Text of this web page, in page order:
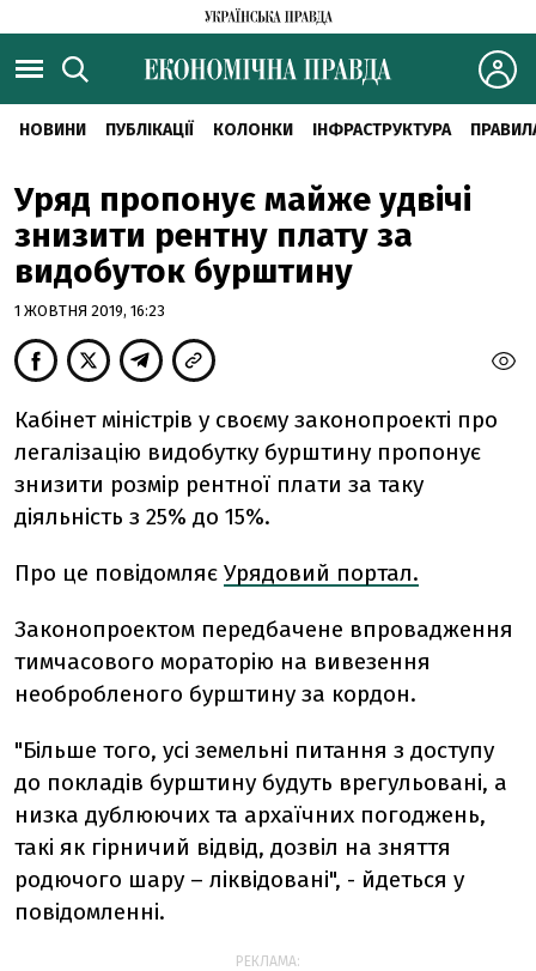
НОВИНИ ПУБЛІКАЦІЇ КОЛОНКИ ІНФРАСТРУКТУРА
Уряд пропонує майже удвічі
знизити рентну плату за
видобуток бурштину
1 ЖОВТНЯ 2019, 16:23
Кабінет міністрів у своєму законопроекті про
легалізацію видобутку бурштину пропонує
знизити розмір рентної плати за таку
діяльність з 25% до 15%.
Про це повідомляє Урядовий портал.
Законопроектом передбачене впровадження
тимчасового мораторію на вивезення
необробленого бурштину за кордон.
"Більше того, усі земельні питання з доступу
до покладів бурштину будуть врегульовані, а
низка дублюючих та архаїчних погоджень,
такі як гірничий відвід, дозвіл на зняття
родючого шару – ліквідовані", - йдеться у
повідомленні.
РЕКЛАМА: